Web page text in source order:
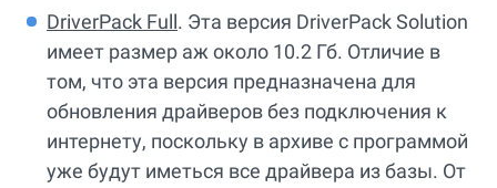
DriverPack Full. Эта версия DriverPack Solution
имеет размер аж около 10.2 Гб. Отличие в
том, что эта версия предназначена для
обновления драйверов без подключения к
интернету, поскольку в архиве с программой
уже будут иметься все драйвера из базы. От